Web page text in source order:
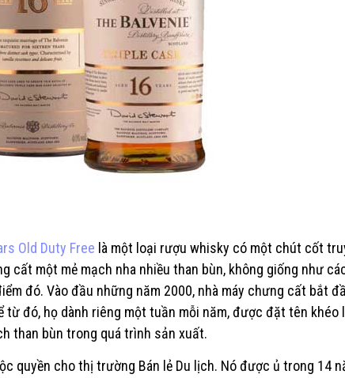
Old Duty Free là một loại rượu whisky có một chút cốt
cất một mẻ mạch nha nhiều than bùn, không giống như
đó. Vào đầu những năm 2000, nhà máy chưng cất bắt
từ đó, họ dành riêng một tuần mỗi năm, được đặt tên khéo
than bùn trong quá trình sản xuất.
quyền cho thị trường Bán lẻ Du lịch. Nó được ủ trong 14